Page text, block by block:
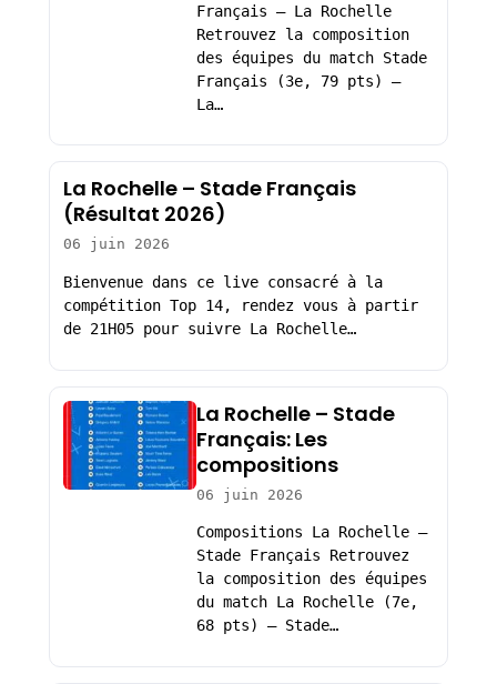
Français – La Rochelle
Retrouvez la composition
des équipes du match Stade
Français (3e, 79 pts) –
La…
La Rochelle – Stade Français
(Résultat 2026)
06 juin 2026
Bienvenue dans ce live consacré à la
compétition Top 14, rendez vous à partir
de 21H05 pour suivre La Rochelle…
La Rochelle – Stade
Français: Les
compositions
06 juin 2026
Compositions La Rochelle –
Stade Français Retrouvez
la composition des équipes
du match La Rochelle (7e,
68 pts) – Stade…